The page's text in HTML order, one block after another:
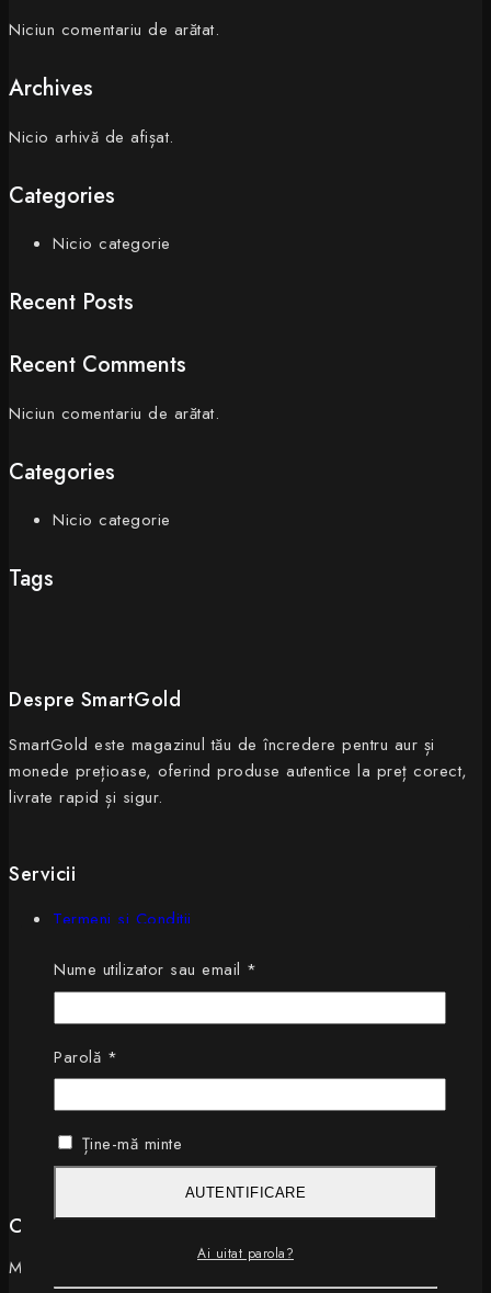
Niciun comentariu de arătat.
Archives
Nicio arhivă de afișat.
Categories
Nicio categorie
Recent Posts
Recent Comments
Niciun comentariu de arătat.
Categories
Nicio categorie
Tags
Despre SmartGold
SmartGold este magazinul tău de încredere pentru aur și
monede prețioase, oferind produse autentice la preț corect,
livrate rapid și sigur.
Servicii
Termeni si Conditii
Livrari
Retururi
ANPC
ONPCSB AML&PEP
Contact
Magurele , Ilfov , Str Bucuresti 197
Nume utilizator sau email *
Parolă *
Ține-mă minte
AUTENTIFICARE
Ai uitat parola?